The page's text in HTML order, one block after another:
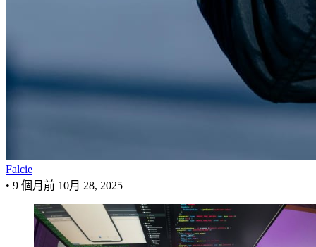
Falcie
• 9 個月前 10月 28, 2025